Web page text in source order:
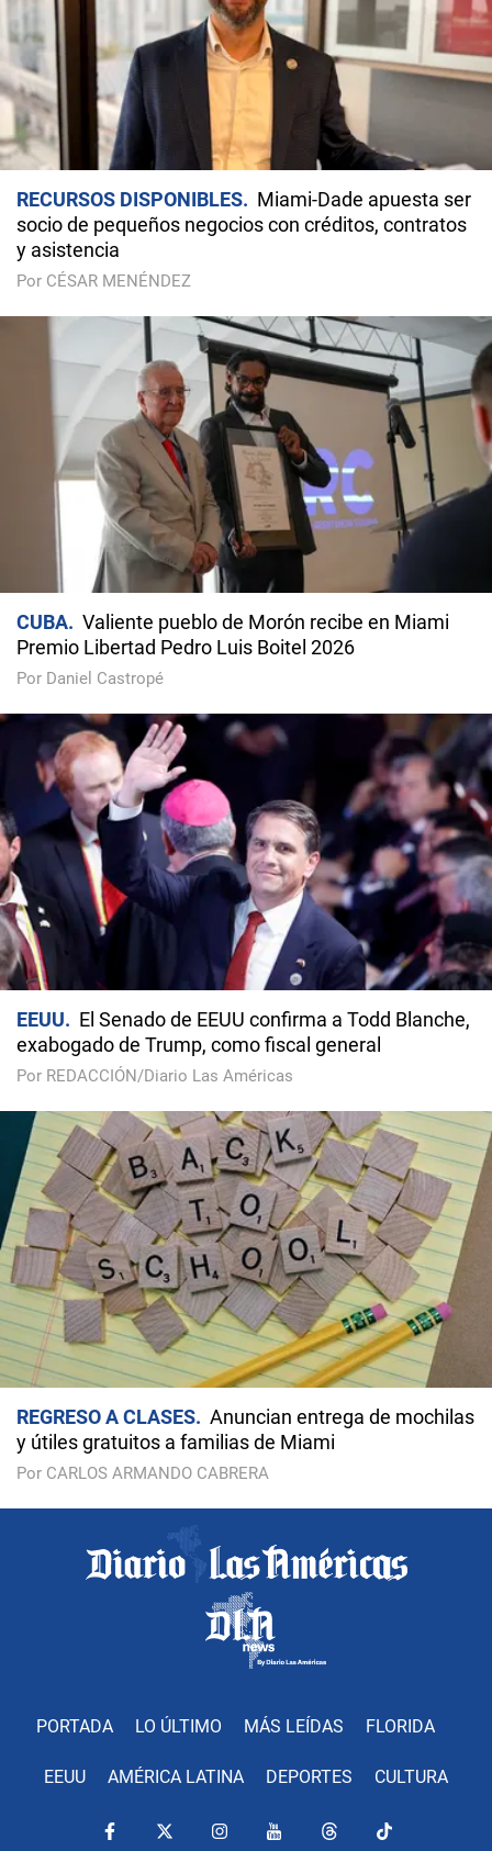
RECURSOS DISPONIBLES
Miami-Dade apuesta ser
socio de pequeños negocios con créditos, contratos
y asistencia
Por CÉSAR MENÉNDEZ
CUBA
Valiente pueblo de Morón recibe en Miami
Premio Libertad Pedro Luis Boitel 2026
Por Daniel Castropé
EEUU
El Senado de EEUU confirma a Todd Blanche,
exabogado de Trump, como fiscal general
Por REDACCIÓN/Diario Las Américas
REGRESO A CLASES
Anuncian entrega de mochilas
y útiles gratuitos a familias de Miami
Por CARLOS ARMANDO CABRERA
PORTADA LO ÚLTIMO MÁS LEÍDAS FLORIDA
EEUU AMÉRICA LATINA DEPORTES CULTURA